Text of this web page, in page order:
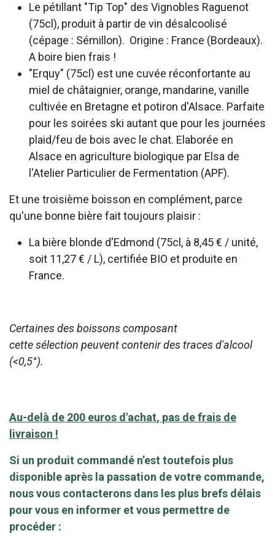
Le pétillant "Tip Top" des Vignobles Raguenot
(75cl), produit à partir de vin désalcoolisé
(cépage : Sémillon). Origine : France (Bordeaux).
A boire bien frais !
"Erquy" (75cl) est une cuvée réconfortante au
miel de châtaignier, orange, mandarine, vanille
cultivée en Bretagne et potiron d'Alsace. Parfaite
pour les soirées ski autant que pour les journées
plaid/feu de bois avec le chat. Elaborée en
Alsace en agriculture biologique par Elsa de
l'Atelier Particulier de Fermentation (APF).
Et une troisième boisson en complément, parce
qu'une bonne bière fait toujours plaisir :
La bière blonde d'Edmond (75cl, à 8,45 € / unité,
soit 11,27 € / L), certifiée BIO et produite en
France.
Certaines des boissons composant
cette sélection peuvent contenir des traces d'alcool
(<0,5°).
Au-delà de 200 euros d'achat, pas de frais de
livraison !
Si un produit commandé n’est toutefois plus
disponible après la passation de votre commande,
nous vous contacterons dans les plus brefs délais
pour vous en informer et vous permettre de
procéder :